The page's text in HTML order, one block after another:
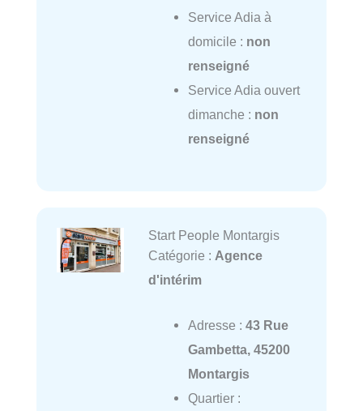
Service Adia à
domicile : non
renseigné
Service Adia ouvert
dimanche : non
renseigné
Start People Montargis
Catégorie : Agence
d'intérim
Adresse : 43 Rue
Gambetta, 45200
Montargis
Quartier :